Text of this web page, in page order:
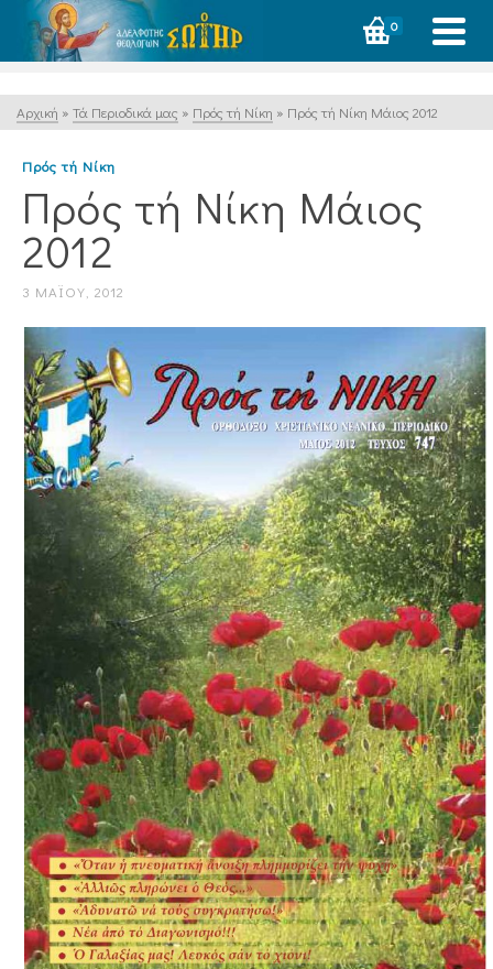
0
Αρχική » Τά Περιοδικά μας » Πρός τή Νίκη » Πρός τή Νίκη Μάιος 2012
Πρός τή Νίκη
Πρός τή Νίκη Μάιος
2012
3 ΜΑΪ́ΟΥ, 2012